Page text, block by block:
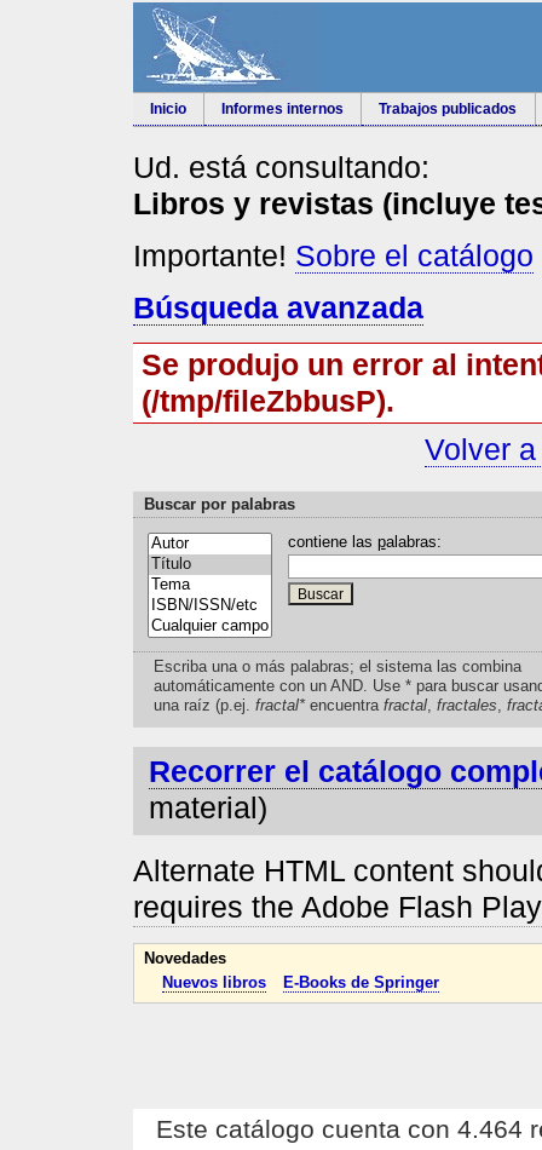
Inicio Informes internos Trabajos publicados
Ud. está consultando:
Libros y revistas (incluye
Importante! Sobre el catálogo
Búsqueda avanzada
Se produjo un error al
(/tmp/fileZbbusP).
Volver
Buscar por palabras
contiene las palabras:
Escriba una o más palabras; el sistema las combina
automáticamente con un AND. Use * para buscar
una raíz (p.ej. fractal*encuentra fractal, fractales
Recorrer el catálogo
material)
Alternate HTML content
requires the Adobe Flash
Novedades
Nuevos libros
E-Books de Springer
Este catálogo cuenta con 4.464